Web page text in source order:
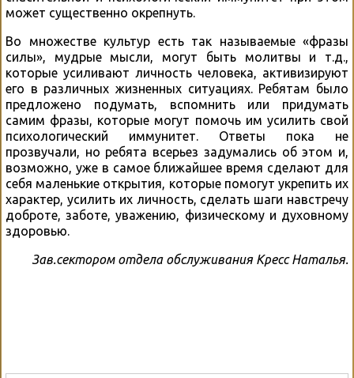
может существенно окрепнуть.
Во множестве культур есть так называемые «фразы
силы», мудрые мысли, могут быть молитвы и т.д.,
которые усиливают личность человека, активизируют
его в различных жизненных ситуациях. Ребятам было
предложено подумать, вспомнить или придумать
самим фразы, которые могут помочь им усилить свой
психологический иммунитет. Ответы пока не
прозвучали, но ребята всерьез задумались об этом и,
возможно, уже в самое ближайшее время сделают для
себя маленькие открытия, которые помогут укрепить их
характер, усилить их личность, сделать шаги навстречу
доброте, заботе, уважению, физическому и духовному
здоровью.
Зав.сектором отдела обслуживания Кресс Наталья.